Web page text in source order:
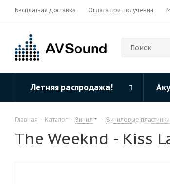
Бесплатная доставка Оплата при получении
Летняя распродажа!
Главная - Каталог - Винил - Виниловые пластинки
The Weeknd - Kiss